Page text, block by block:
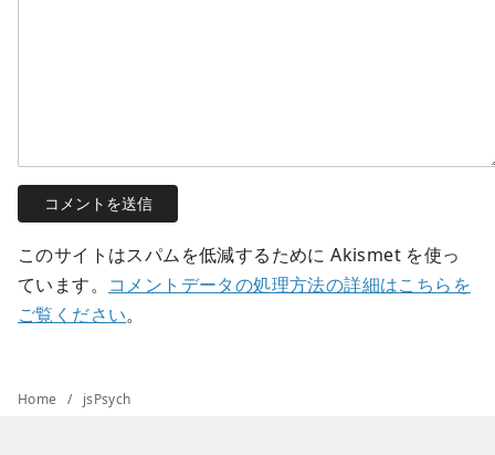
このサイトはスパムを低減するために Akismet を使っ
ています。 コメントデータの処理方法の詳細はこちらを
ご覧ください。
Home jsPsych